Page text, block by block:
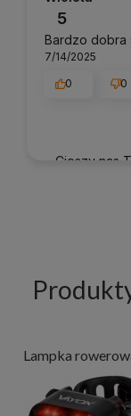
Cieszy nas
5
Bardzo dobra
7/14/2025
0
0
Lampka